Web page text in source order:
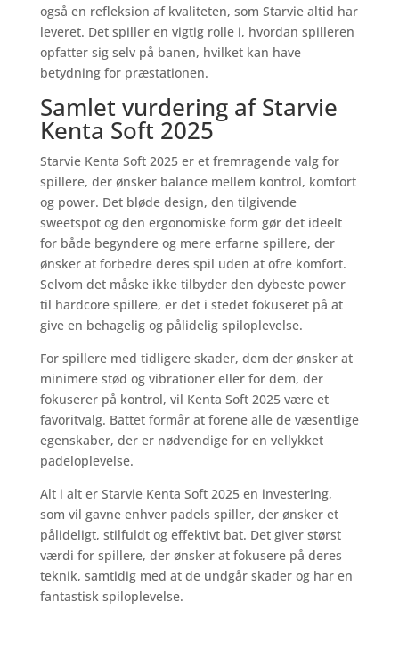
også en refleksion af kvaliteten, som Starvie altid har
leveret. Det spiller en vigtig rolle i, hvordan spilleren
opfatter sig selv på banen, hvilket kan have
betydning for præstationen.
Samlet vurdering af Starvie
Kenta Soft 2025
Starvie Kenta Soft 2025 er et fremragende valg for
spillere, der ønsker balance mellem kontrol, komfort
og power. Det bløde design, den tilgivende
sweetspot og den ergonomiske form gør det ideelt
for både begyndere og mere erfarne spillere, der
ønsker at forbedre deres spil uden at ofre komfort.
Selvom det måske ikke tilbyder den dybeste power
til hardcore spillere, er det i stedet fokuseret på at
give en behagelig og pålidelig spiloplevelse.
For spillere med tidligere skader, dem der ønsker at
minimere stød og vibrationer eller for dem, der
fokuserer på kontrol, vil Kenta Soft 2025 være et
favoritvalg. Battet formår at forene alle de væsentlige
egenskaber, der er nødvendige for en vellykket
padeloplevelse.
Alt i alt er Starvie Kenta Soft 2025 en investering,
som vil gavne enhver padels spiller, der ønsker et
pålideligt, stilfuldt og effektivt bat. Det giver størst
værdi for spillere, der ønsker at fokusere på deres
teknik, samtidig med at de undgår skader og har en
fantastisk spiloplevelse.